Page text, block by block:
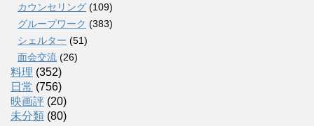
カウンセリング (109)
グループワーク (383)
シェルター (51)
面会交流 (26)
料理 (352)
日常 (756)
映画評 (20)
未分類 (80)